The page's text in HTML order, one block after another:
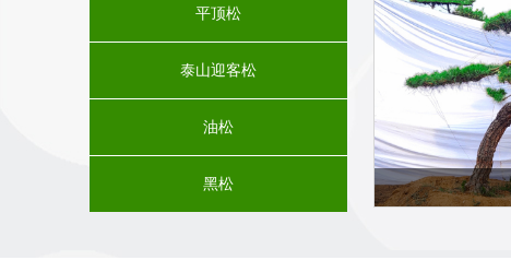
平顶松
泰山迎客松
油松
黑松